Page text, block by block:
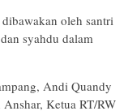
oleh santri
syahdu dalam
Andi Quandy
Ketua RT/RW